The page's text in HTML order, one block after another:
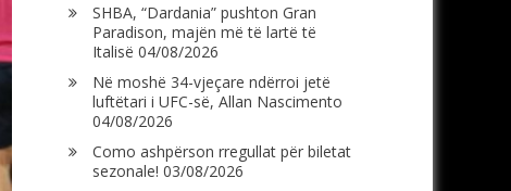
SHBA, “Dardania” pushton Gran
Paradison, majën më të lartë të
Italisë 04/08/2026
Në moshë 34-vjeçare ndërroi jetë
luftëtari i UFC-së, Allan Nascimento
04/08/2026
Como ashpërson rregullat për biletat
sezonale! 03/08/2026